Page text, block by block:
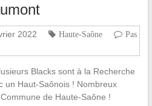
2022 Haute-Saône
Pas
Blacks sont à la Recherche
un Haut-Saônois ! Nombreux
de Haute-Saône !